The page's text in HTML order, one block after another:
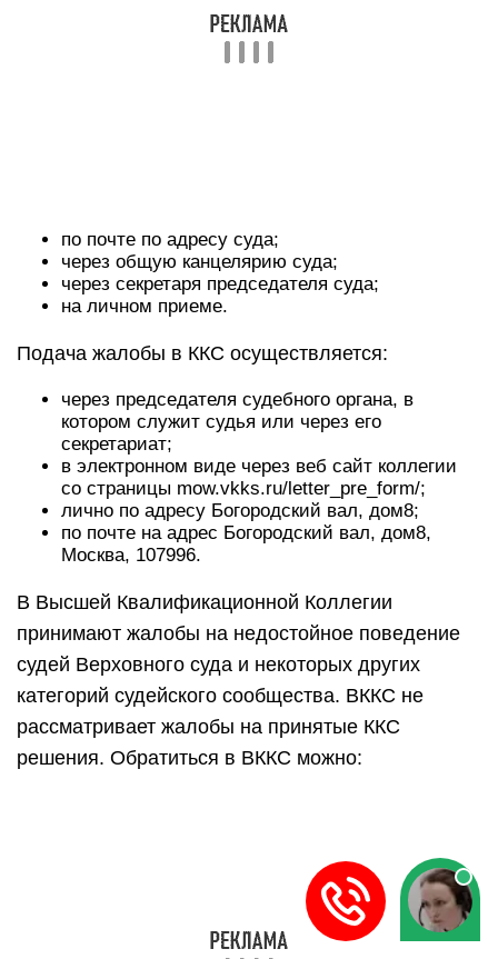
по почте по адресу суда;
через общую канцелярию суда;
через секретаря председателя суда;
на личном приеме.
Подача жалобы в ККС осуществляется:
через председателя судебного органа, в
котором служит судья или через его
секретариат;
в электронном виде через веб сайт коллегии
со страницы mow.vkks.ru/letter_pre_form/;
лично по адресу Богородский вал, дом8;
по почте на адрес Богородский вал, дом8,
Москва, 107996.
В Высшей Квалификационной Коллегии
принимают жалобы на недостойное поведение
судей Верховного суда и некоторых других
категорий судейского сообщества. ВККС не
рассматривает жалобы на принятые ККС
решения. Обратиться в ВККС можно: